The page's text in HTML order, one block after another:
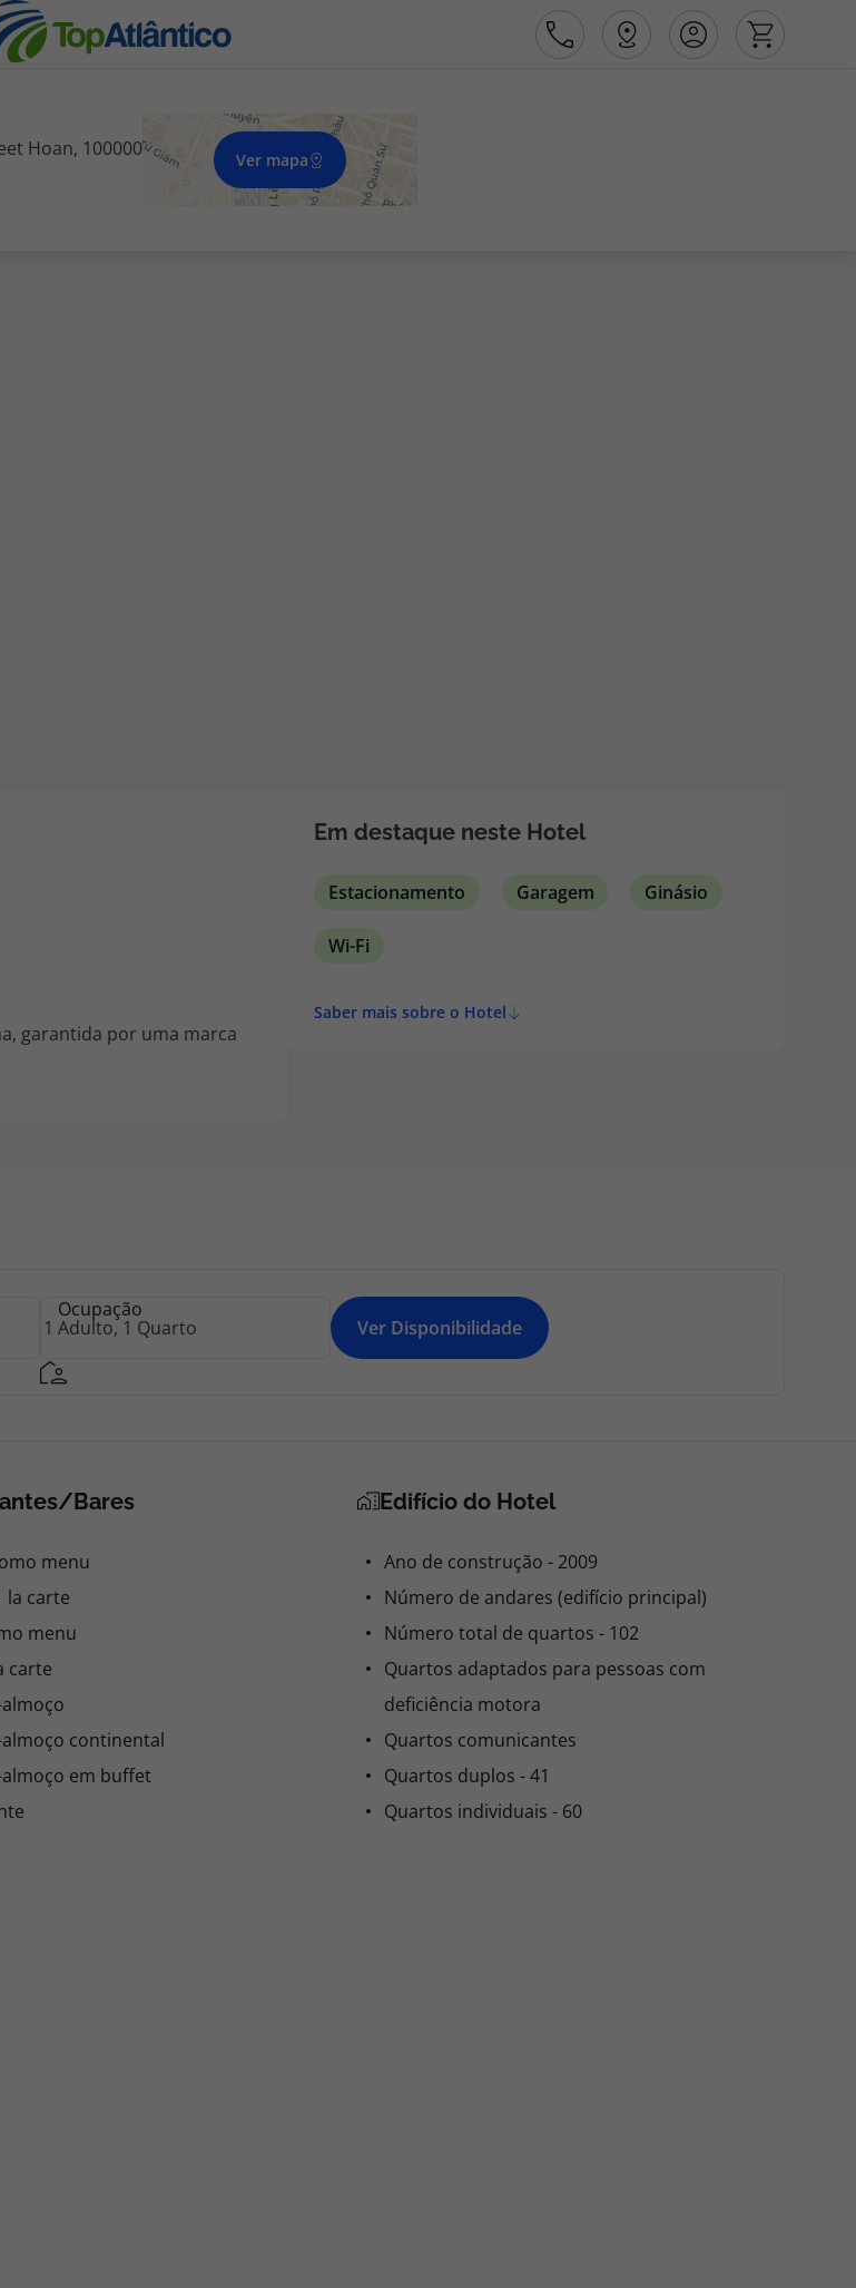
Área de Cliente
Hoan, 100000
Ver mapa
garantida por uma marca
Em destaque neste Hotel
Estacionamento Garagem Ginásio
Wi-Fi
Saber mais sobre o Hotel
Ocupação
Ver Disponibilidade
Bares
menu
la carte
menu
carte
continental
em buffet
Edifício do Hotel
Ano de construção - 2009
Número de andares (edifício principal)
Número total de quartos - 102
Quartos adaptados para pessoas com
deficiência motora
Quartos comunicantes
Quartos duplos - 41
Quartos individuais - 60